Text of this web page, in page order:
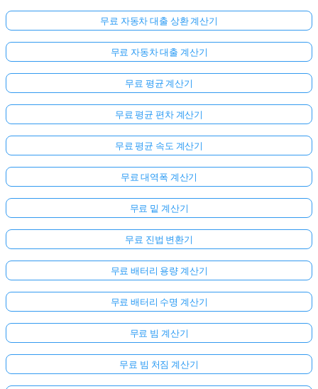
무료 자동차 대출 상환 계산기
무료 자동차 대출 계산기
무료 평균 계산기
무료 평균 편차 계산기
무료 평균 속도 계산기
무료 대역폭 계산기
무료 밑 계산기
무료 진법 변환기
무료 배터리 용량 계산기
무료 배터리 수명 계산기
무료 빔 계산기
무료 빔 처짐 계산기